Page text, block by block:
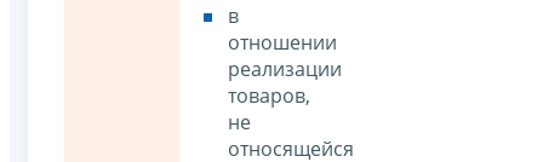
в
отношении
реализации
товаров,
не
относящейся